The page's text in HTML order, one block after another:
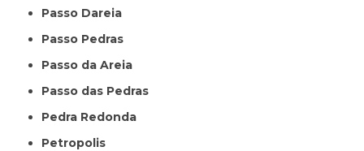
Passo Dareia
Passo Pedras
Passo da Areia
Passo das Pedras
Pedra Redonda
Petropolis